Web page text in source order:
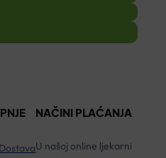
Dostava
NAČINI PLAĆANJA
U našoj online ljekarni